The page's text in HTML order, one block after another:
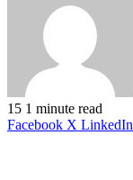
15 1 minute read
Facebook X LinkedIn